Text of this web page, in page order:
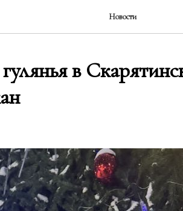
Новости
в